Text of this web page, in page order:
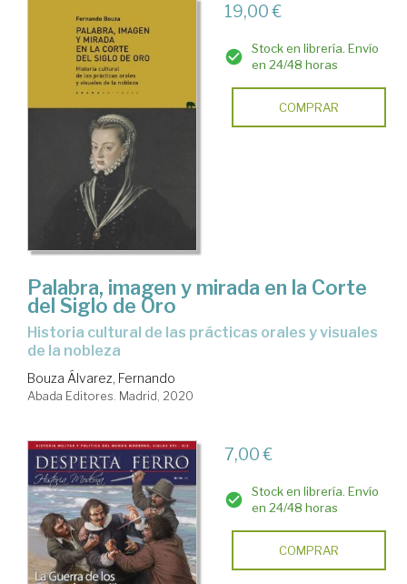
19,00 €
Stock en librería. Envío
en 24/48 horas
COMPRAR
Palabra, imagen y mirada en la Corte
del Siglo de Oro
historia cultural de las prácticas orales y visuales
de la nobleza
Bouza Álvarez, Fernando
Abada Editores. Madrid, 2020
7,00 €
Stock en librería. Envío
en 24/48 horas
COMPRAR